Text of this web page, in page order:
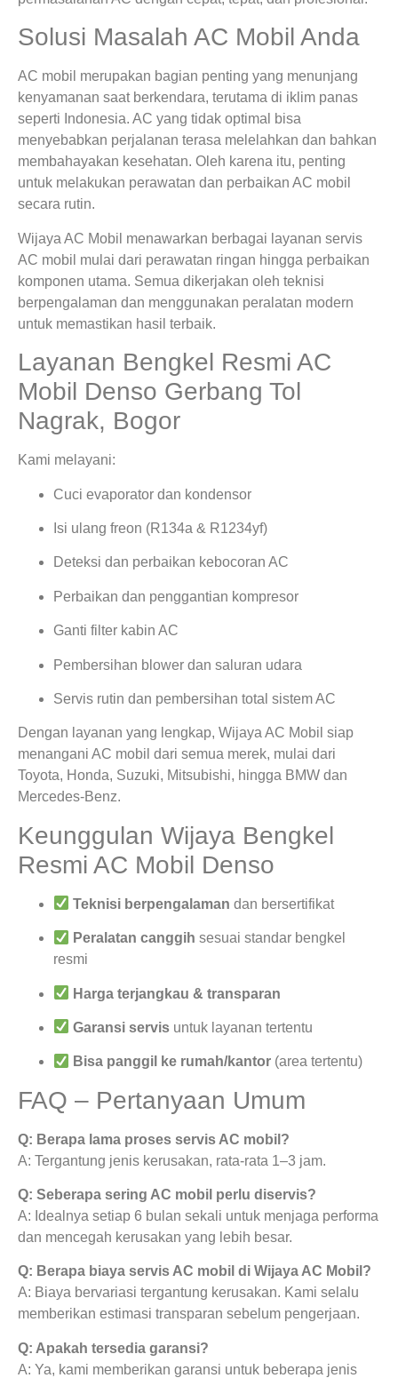
Solusi Masalah AC Mobil Anda
AC mobil merupakan bagian penting yang menunjang
kenyamanan saat berkendara, terutama di iklim panas
seperti Indonesia. AC yang tidak optimal bisa
menyebabkan perjalanan terasa melelahkan dan bahkan
membahayakan kesehatan. Oleh karena itu, penting
untuk melakukan perawatan dan perbaikan AC mobil
secara rutin.
Wijaya AC Mobil menawarkan berbagai layanan servis
AC mobil mulai dari perawatan ringan hingga perbaikan
komponen utama. Semua dikerjakan oleh teknisi
berpengalaman dan menggunakan peralatan modern
untuk memastikan hasil terbaik.
Layanan Bengkel Resmi AC
Mobil Denso Gerbang Tol
Nagrak, Bogor
Kami melayani:
Cuci evaporator dan kondensor
Isi ulang freon (R134a & R1234yf)
Deteksi dan perbaikan kebocoran AC
Perbaikan dan penggantian kompresor
Ganti filter kabin AC
Pembersihan blower dan saluran udara
Servis rutin dan pembersihan total sistem AC
Dengan layanan yang lengkap, Wijaya AC Mobil siap
menangani AC mobil dari semua merek, mulai dari
Toyota, Honda, Suzuki, Mitsubishi, hingga BMW dan
Mercedes-Benz.
Keunggulan Wijaya Bengkel
Resmi AC Mobil Denso
Teknisi berpengalaman dan bersertifikat
Peralatan canggih sesuai standar bengkel
resmi
Harga terjangkau & transparan
Garansi servis untuk layanan tertentu
Bisa panggil ke rumah/kantor (area tertentu)
FAQ – Pertanyaan Umum
Q: Berapa lama proses servis AC mobil?
A: Tergantung jenis kerusakan, rata-rata 1–3 jam.
Q: Seberapa sering AC mobil perlu diservis?
A: Idealnya setiap 6 bulan sekali untuk menjaga performa
dan mencegah kerusakan yang lebih besar.
Q: Berapa biaya servis AC mobil di Wijaya AC Mobil?
A: Biaya bervariasi tergantung kerusakan. Kami selalu
memberikan estimasi transparan sebelum pengerjaan.
Q: Apakah tersedia garansi?
A: Ya, kami memberikan garansi untuk beberapa jenis